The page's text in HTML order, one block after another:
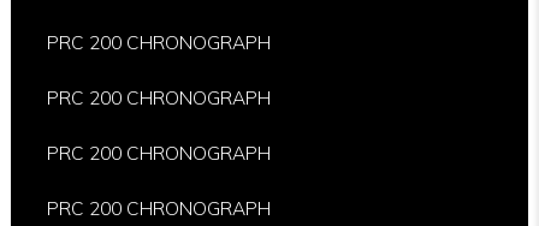
PRC 200 CHRONOGRAPH
PRC 200 CHRONOGRAPH
PRC 200 CHRONOGRAPH
PRC 200 CHRONOGRAPH